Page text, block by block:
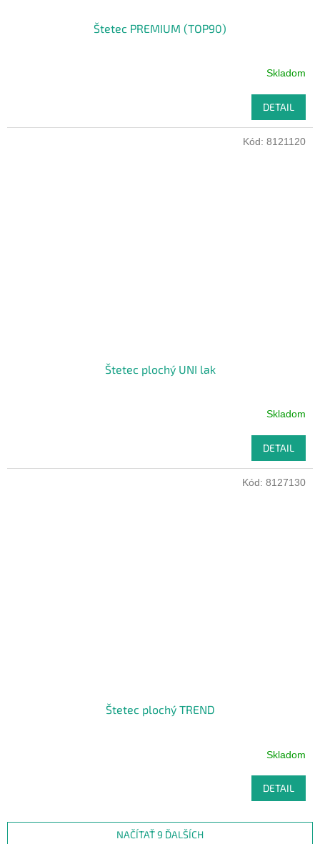
Štetec PREMIUM (TOP90)
Skladom
DETAIL
Štetec plochý UNI lak
Skladom
DETAIL
Kód: 8121120
Štetec plochý TREND
z
Skladom
DETAIL
Kód: 8127130
NAČÍTAŤ 9 ĎALŠÍCH